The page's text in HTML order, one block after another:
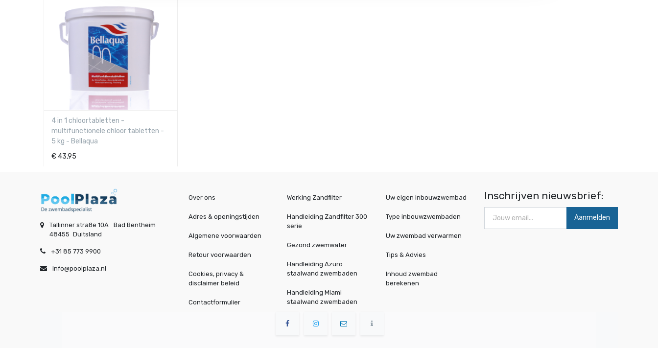
4 in 1 chloortabletten -
multifunctionele chloor tabletten -
5 kg - Bellaqua
€ 43,95
Tallinner straße 10A
Bad Bentheim
48455 Duitsland
+31 85 773 9900
info@poolplaza.nl
Over ons
Adres & openingstijden
Algemene voorwaarden
Retour voorwaarden
Cookies, privacy &
disclaimer beleid
Contactformulier
Werking Zandfilter
Handleiding Zandfilter 300
serie
Gezond zwemwater
Handleiding Azuro
staalwand zwembaden
Handleiding Miami
staalwand zwembaden
Uw eigen inbouwzwembad
Type inbouwzwembaden
Uw zwembad verwarmen
Tips & Advies
Inhoud zwembad
berekenen
Inschrijven nieuwsbrief:
Aanmelden